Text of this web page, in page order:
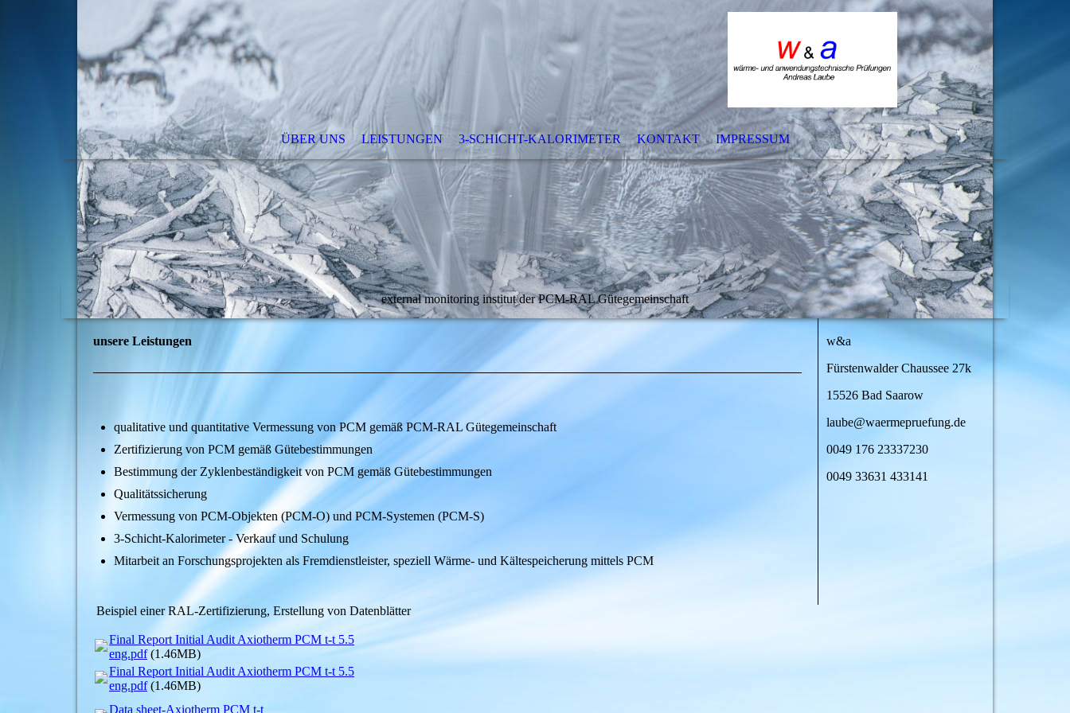
ÜBER UNS LEISTUNGEN 3-SCHICHT-KALORIMETER KONTAKT IMPRESSUM
external monitoring institut der PCM-RAL Gütegemeinschaft
unsere Leistungen
qualitative und quantitative Vermessung von PCM gemäß PCM-RAL Gütegemeinschaft
Zertifizierung von PCM gemäß Gütebestimmungen
Bestimmung der Zyklenbeständigkeit von PCM gemäß Gütebestimmungen
Qualitätssicherung
Vermessung von PCM-Objekten (PCM-O) und PCM-Systemen (PCM-S)
3-Schicht-Kalorimeter - Verkauf und Schulung
Mitarbeit an Forschungsprojekten als Fremdienstleister, speziell Wärme- und Kältespeicherung mittels PCM
Beispiel einer RAL-Zertifizierung, Erstellung von Datenblätter
Final Report Initial Audit Axiotherm PCM t-t 5.5
eng.pdf(1.46MB)
Final Report Initial Audit Axiotherm PCM t-t 5.5
eng.pdf(1.46MB)
Data sheet-Axiotherm PCM t-t
w&a
Fürstenwalder Chaussee 27k
15526 Bad Saarow
laube@waermepruefung.de
0049 176 23337230
0049 33631 433141